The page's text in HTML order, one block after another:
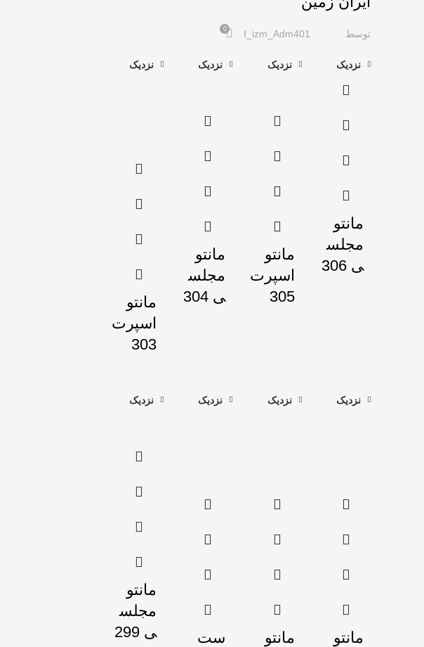
توسط I_izm_Adm401
0
نزدیک
مانتو
مجلس
ی 306
نزدیک
مانتو
اسپرت
305
نزدیک
مانتو
مجلس
ی 304
نزدیک
مانتو
اسپرت
303
نزدیک
مانتو
نزدیک
مانتو
نزدیک
ست
نزدیک
مانتو
مجلس
ی 299